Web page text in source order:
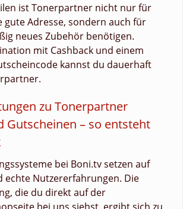
ist Tonerpartner nicht nur für
gute Adresse, sondern auch für
neues Zubehör benötigen.
mit Cashback und einem
kannst du dauerhaft
zu Tonerpartner
Gutscheinen – so entsteht
bei Boni.tv setzen auf
echte Nutzererfahrungen. Die
die du direkt auf der